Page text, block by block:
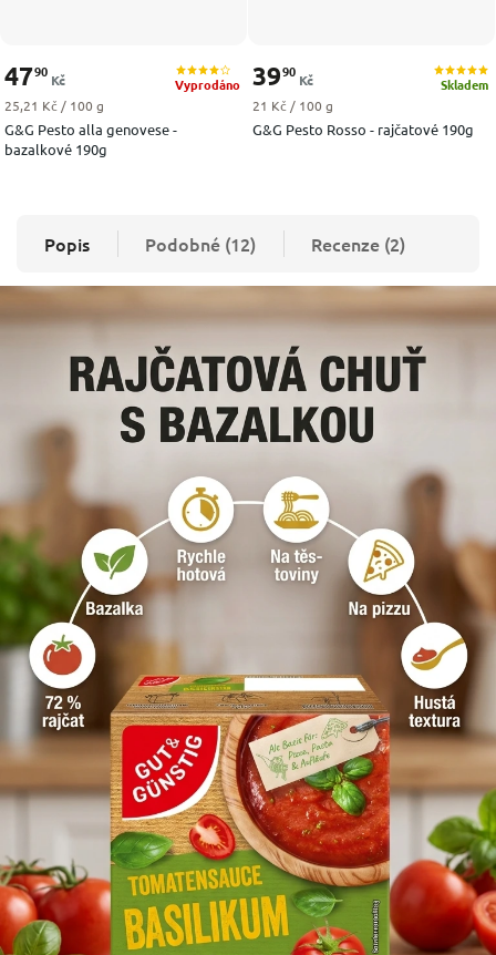
G&G Pesto alla genovese -
bazalkové 190g
Vyprodáno
4790
Kč
Měrná cena:
25,21 Kč / 100 g
G&G Pesto Rosso - rajčatové 190g
Skladem
3990
Kč
Měrná cena:
21 Kč / 100 g
Popis Podobné (12) Recenze (2)